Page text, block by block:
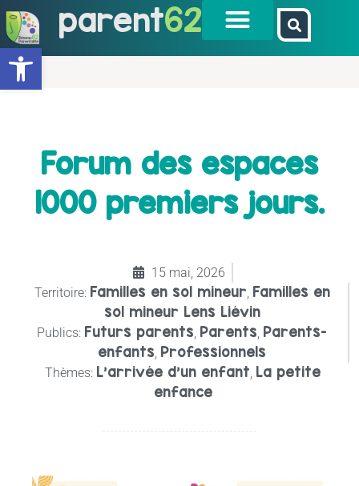
Ouvrir la barre d’outils
parent62
Forum des espaces
1000 premiers jours.
15 mai, 2026
Territoire: Familles en sol mineur Familles en
sol mineur Lens Liévin
Publics: Futurs parents Parents Parents-
enfants Professionnels
Thèmes: L'arrivée d'un enfant La petite
enfance